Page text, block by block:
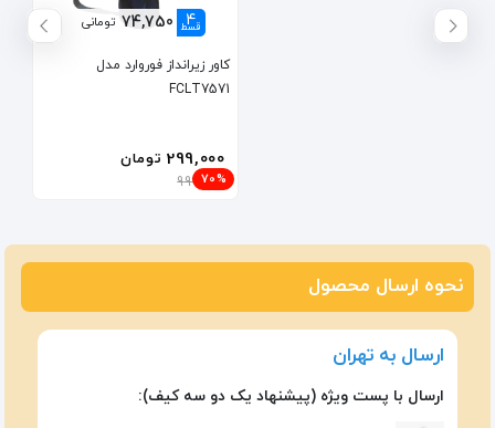
4
قسط 74,750 تومانی
کاور زیرانداز فوروارد مدل
FCLT7571
299,000 تومان
999,000
70%
نحوه ارسال محصول
ارسال به تهران
ارسال با پست ویژه (پیشنهاد یک دو سه کیف):